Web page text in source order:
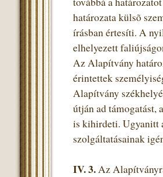
határozata külsõ
írásban értesíti. A
elhelyezett
Az Alapítvány
érintettek
Alapítvány
útján ad támogatást,
is kihirdeti. Ugyanitt
szolgáltatásainak
IV. 3.Az